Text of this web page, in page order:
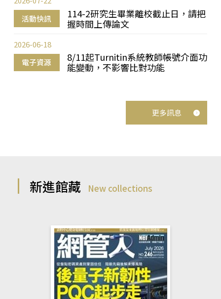
活動快訊
114-2研究生畢業離校截止日，請把
握時間上傳論文
電子資源
8/11起Turnitin系統教師帳號介面功
能變動，不影響比對功能
2026-06-18
更多訊息
新進館藏 New collections